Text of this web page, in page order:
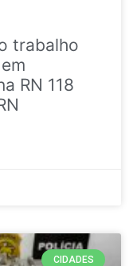
trabalho
RN 118
CIDADES